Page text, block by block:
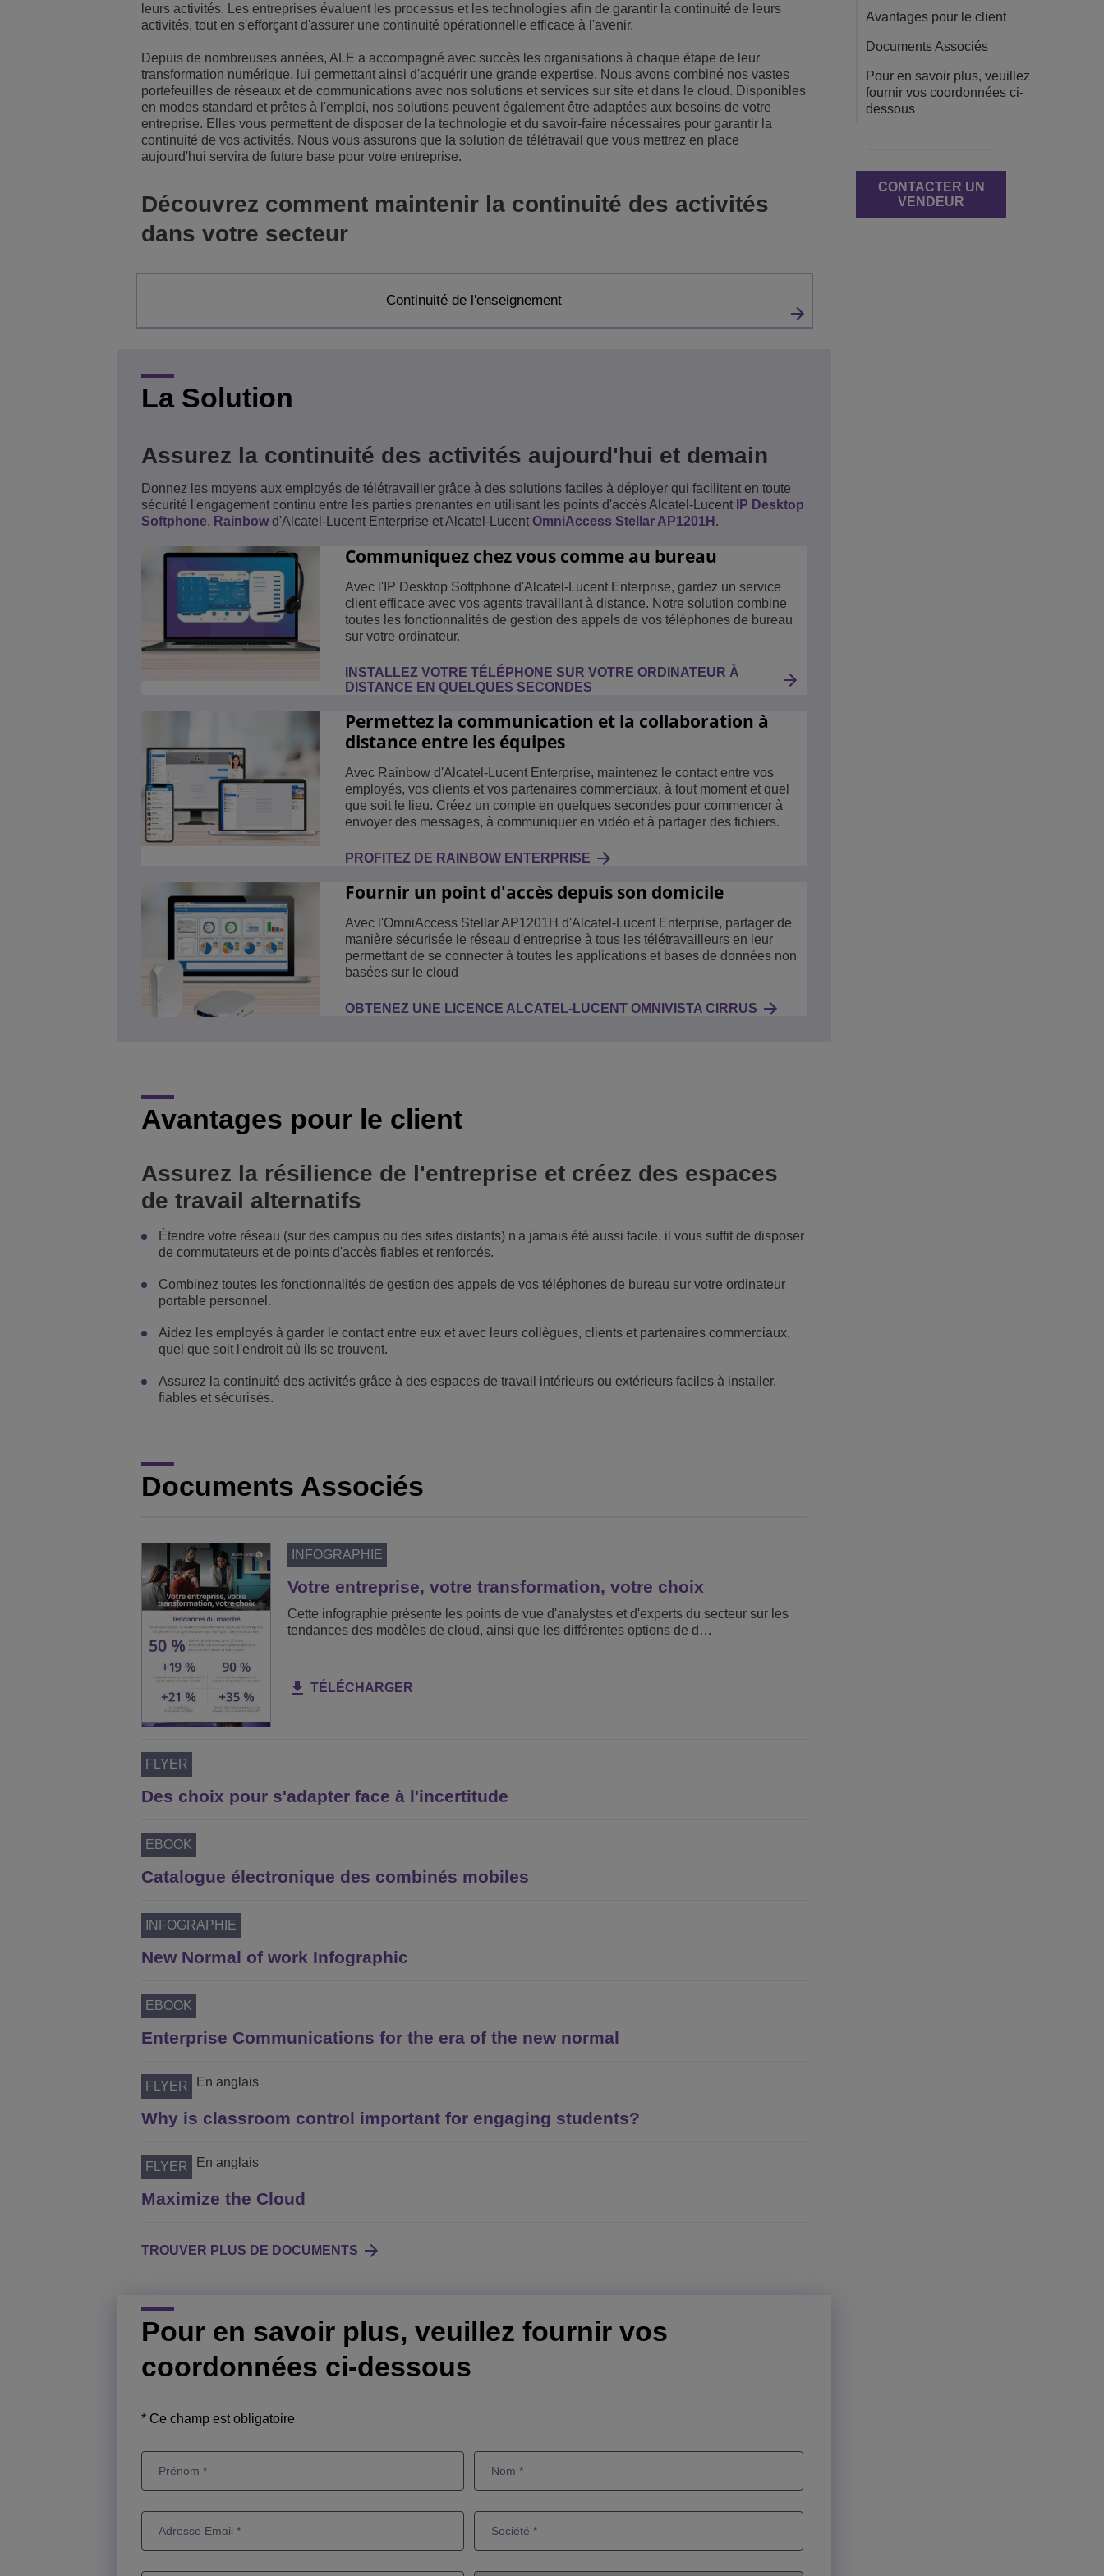
Solutions pour le secteur du transport
Petites et moyennes entreprises
Solutions de Services Clients
Everything as a Service (XaaS)
Espace de travail hybride
Mission-Critical Communications
Voir plus
Gestion de réseau et sécurité
Les bureaux d'ALE
leurs activités. Les entreprises évaluent les processus et les technologies afin de garantir la continuité de leurs
activités, tout en s'efforçant d'assurer une continuité opérationnelle efficace à l'avenir.
Depuis de nombreuses années, ALE a accompagné avec succès les organisations à chaque étape de leur
transformation numérique, lui permettant ainsi d'acquérir une grande expertise. Nous avons combiné nos vastes
portefeuilles de réseaux et de communications avec nos solutions et services sur site et dans le cloud. Disponibles
en modes standard et prêtes à l'emploi, nos solutions peuvent également être adaptées aux besoins de votre
entreprise. Elles vous permettent de disposer de la technologie et du savoir-faire nécessaires pour garantir la
continuité de vos activités. Nous vous assurons que la solution de télétravail que vous mettrez en place
aujourd'hui servira de future base pour votre entreprise.
Découvrez comment maintenir la continuité des activités
dans votre secteur
Continuité de l'enseignement
La Solution
Assurez la continuité des activités aujourd'hui et demain
Donnez les moyens aux employés de télétravailler grâce à des solutions faciles à déployer qui facilitent en toute
sécurité l'engagement continu entre les parties prenantes en utilisant les points d'accès Alcatel-Lucent
IP Desktop
Softphone, Rainbowd'Alcatel-Lucent Enterprise et Alcatel-Lucent OmniAccess Stellar AP1201H .
Communiquez chez vous comme au bureau
Avec l'IP Desktop Softphone d'Alcatel-Lucent Enterprise, gardez un service
client efficace avec vos agents travaillant à distance. Notre solution combine
toutes les fonctionnalités de gestion des appels de vos téléphones de bureau
sur votre ordinateur.
INSTALLEZ VOTRE TÉLÉPHONE SUR VOTRE ORDINATEUR À
DISTANCE EN QUELQUES SECONDES
Permettez la communication et la collaboration à
distance entre les équipes
Avec Rainbow d'Alcatel-Lucent Enterprise, maintenez le contact entre vos
employés, vos clients et vos partenaires commerciaux, à tout moment et quel
que soit le lieu. Créez un compte en quelques secondes pour commencer à
envoyer des messages, à communiquer en vidéo et à partager des fichiers.
PROFITEZ DE RAINBOW ENTERPRISE
Fournir un point d'accès depuis son domicile
Avec l'OmniAccess Stellar AP1201H d'Alcatel-Lucent Enterprise, partager de
manière sécurisée le réseau d'entreprise à tous les télétravailleurs en leur
permettant de se connecter à toutes les applications et bases de données non
basées sur le cloud
OBTENEZ UNE LICENCE ALCATEL-LUCENT OMNIVISTA CIRRUS
Avantages pour le client
Assurez la résilience de l'entreprise et créez des espaces
de travail alternatifs
Étendre votre réseau (sur des campus ou des sites distants) n'a jamais été aussi facile, il vous suffit de disposer
de commutateurs et de points d'accès fiables et renforcés.
Combinez toutes les fonctionnalités de gestion des appels de vos téléphones de bureau sur votre ordinateur
portable personnel.
Aidez les employés à garder le contact entre eux et avec leurs collègues, clients et partenaires commerciaux,
quel que soit l'endroit où ils se trouvent.
Assurez la continuité des activités grâce à des espaces de travail intérieurs ou extérieurs faciles à installer,
fiables et sécurisés.
Documents Associés
INFOGRAPHIE
Votre entreprise, votre transformation, votre choix
Cette infographie présente les points de vue d'analystes et d'experts du secteur sur les
tendances des modèles de cloud, ainsi que les différentes options de d…
TÉLÉCHARGER
FLYER
Des choix pour s'adapter face à l'incertitude
EBOOK
Catalogue électronique des combinés mobiles
INFOGRAPHIE
New Normal of work Infographic
EBOOK
Enterprise Communications for the era of the new normal
FLYER En anglais
Why is classroom control important for engaging students?
FLYER En anglais
Maximize the Cloud
TROUVER PLUS DE DOCUMENTS
Pour en savoir plus, veuillez fournir vos
coordonnées ci-dessous
* Ce champ est obligatoire
Avantages pour le client
Documents Associés
Pour en savoir plus, veuillez
fournir vos coordonnées ci-
dessous
CONTACTER UN
VENDEUR